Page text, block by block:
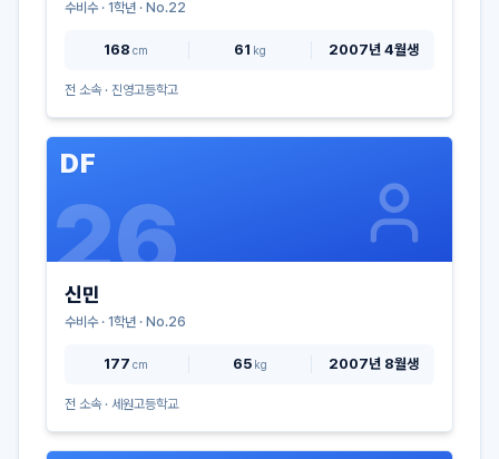
수비수· 1학년 · No.22
168 cm 61 kg 2007년 4월생
전 소속 · 진영고등학고
DF
26
신민
수비수· 1학년 · No.26
177 cm 65 kg 2007년 8월생
전 소속 · 세원고등학교